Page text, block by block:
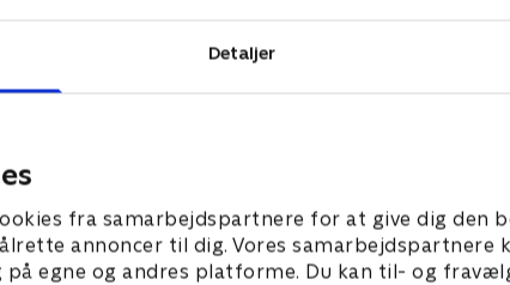
Detaljer
fra samarbejdspartnere for at give dig den
annoncer til dig. Vores samarbejdspartnere
egne og andres platforme. Du kan til- og
Beliggenhed, beliggenhed, beliggenhed
Livsstil • 18 sæsoner